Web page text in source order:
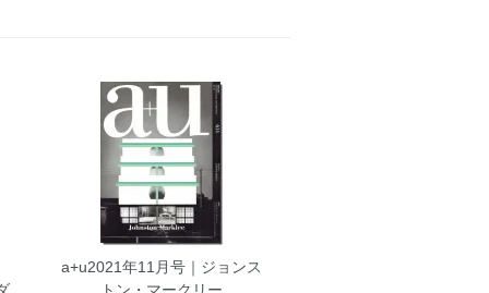
a+u2021年11月号｜ジョンス